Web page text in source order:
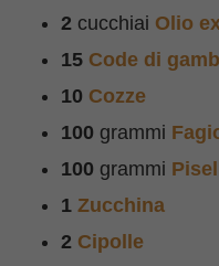
2 cucchiai Olio
15 Code di
10 Cozze
100 grammi
100 grammi
1 Zucchina
2 Cipolle